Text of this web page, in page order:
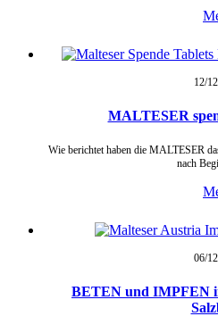
12/
MALTESER
Wie berichtet haben die MALTESER
nach
06/
BETEN und IMPFEN